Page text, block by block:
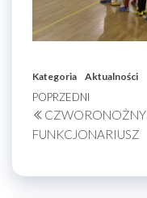
Kategoria Aktualności
Nawigacja
wpisu
Poprzedni
wpis
POPRZEDNI
CZWORONOŻNY
FUNKCJONARIUSZ